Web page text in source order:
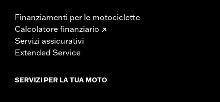
Finanziamenti per le motociclette
Calcolatore finanziario
Servizi assicurativi
Extended Service
SERVIZI PER LA TUA MOTO